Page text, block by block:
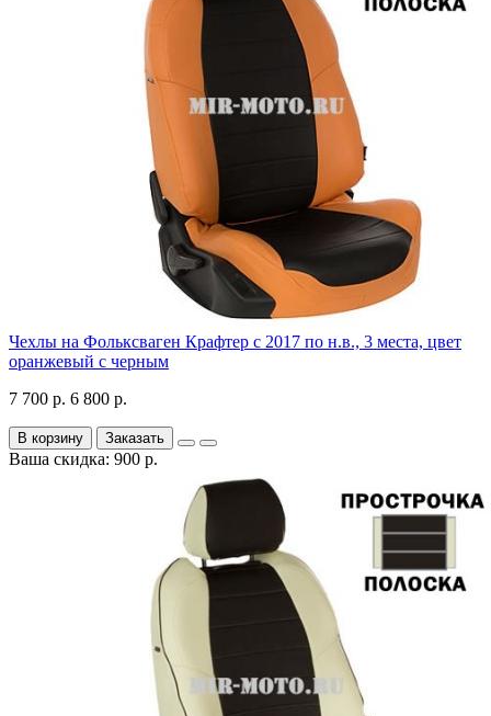
Чехлы на Фольксваген Крафтер с 2017 по н.в., 3 места, цвет
оранжевый с черным
7 700 р. 6 800 р.
В корзину Заказать
Ваша скидка: 900 р.